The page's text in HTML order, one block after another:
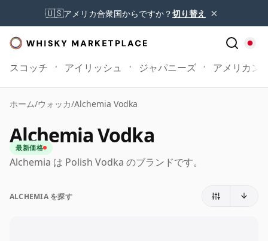
🇺🇸アメリカ合衆国からですか？切り替え ×
スコッチ アイリッシュ ジャパニーズ アメリカン
ホーム/ウォッカ/Alchemia Vodka
Alchemia Vodka
最新価格
Alchemia は Polish Vodka のブランドです。
ALCHEMIA を探す